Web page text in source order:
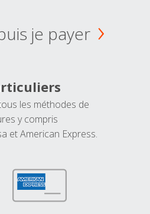
je payer
les méthodes de
y compris
et American Express.